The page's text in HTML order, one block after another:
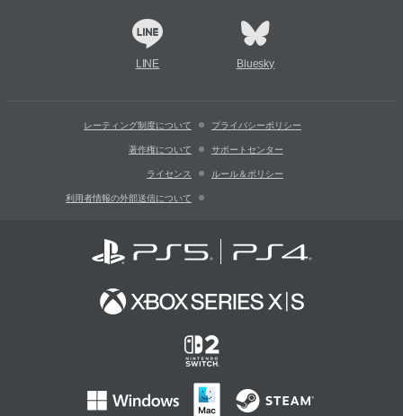
LINE Bluesky
レーティング制度について プライバシーポリシー
著作権について サポートセンター
ライセンス ルール＆ポリシー
利用者情報の外部送信について